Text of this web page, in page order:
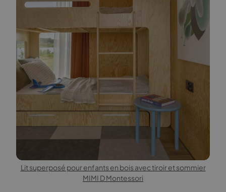
Lit superposé pour enfants en bois avec tiroir et sommier
MIMI D Montessori